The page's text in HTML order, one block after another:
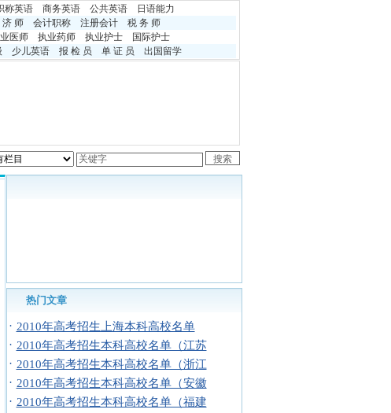
称英语 商务英语 公共英语
日语能力
济 师 会计职称 注册会计
税 务 师
医师 执业药师 执业护士
国际护士
少儿英语 报 检 员 单 证 员 出国留学
热门文章
· 2010年高考招生上海本科高校名单
· 2010年高考招生本科高校名单（江苏
· 2010年高考招生本科高校名单（浙江
· 2010年高考招生本科高校名单（安徽
· 2010年高考招生本科高校名单（福建